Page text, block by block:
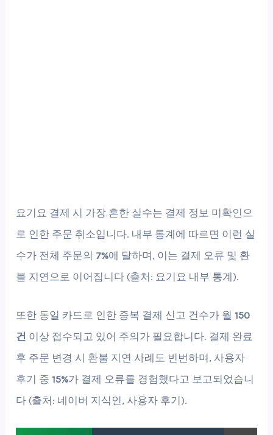
요기요 결제 시 가장 흔한 실수는 결제 정보 미확인으
로 인한 주문 취소입니다. 내부 통계에 따르면 이런 실
수가 전체 주문의 7%에 달하며, 이는 결제 오류 및 환
불 지연으로 이어집니다 (출처: 요기요 내부 통계).
또한 동일 카드로 인한 중복 결제 신고 건수가 월 150
건 이상 접수되고 있어 주의가 필요합니다. 결제 완료
후 주문 변경 시 환불 지연 사례도 빈번하며, 사용자
후기 중 15%가 결제 오류를 경험했다고 보고되었습니
다 (출처: 네이버 지식인, 사용자 후기).